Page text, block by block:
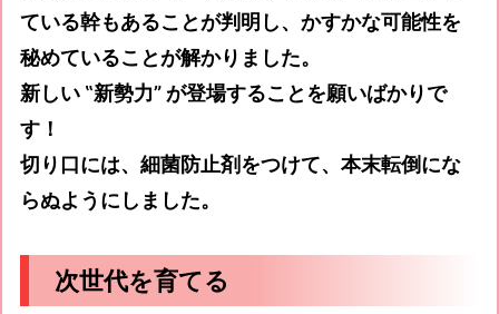
ている幹もあることが判明し、かすかな可能性を
秘めていることが解かりました。
新しい ‟新勢力” が登場することを願いばかりで
す！
切り口には、細菌防止剤をつけて、本末転倒にな
らぬようにしました。
次世代を育てる